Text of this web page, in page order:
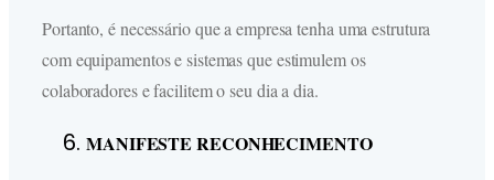
Portanto, é necessário que a empresa tenha uma estrutura
com equipamentos e sistemas que estimulem os
colaboradores e facilitem o seu dia a dia.
MANIFESTE RECONHECIMENTO